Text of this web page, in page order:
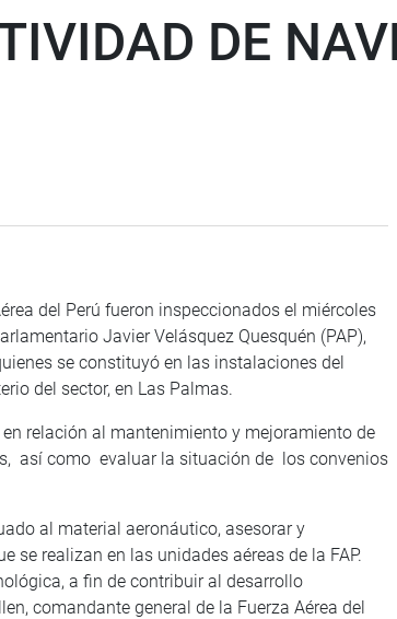
DE
del Perú fueron inspeccionados el miércoles
Javier Velásquez Quesquén (PAP),
se constituyó en las instalaciones del
del sector, en Las Palmas.
relación al mantenimiento y mejoramiento de
así como evaluar la situación de los convenios
al material aeronáutico, asesorar y
se realizan en las unidades aéreas de la FAP.
a fin de contribuir al desarrollo
comandante general de la Fuerza Aérea del